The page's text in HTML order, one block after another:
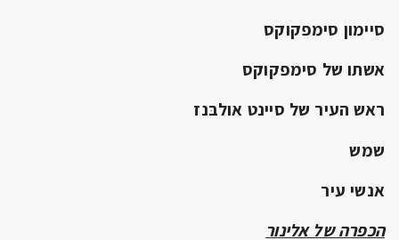
סיימון סימפקוקס
אשתו של סימפקוקס
ראש העיר של סיינט אולבּנז
שמש
אנשי עיר
הכפרה של אלינור